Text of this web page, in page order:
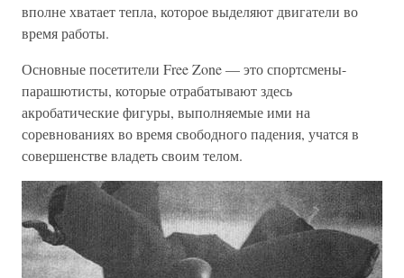
вполне хватает тепла, которое выделяют двигатели во
время работы.
Основные посетители Free Zone — это спортсмены-
парашютисты, которые отрабатывают здесь
акробатические фигуры, выполняемые ими на
соревнованиях во время свободного падения, учатся в
совершенстве владеть своим телом.